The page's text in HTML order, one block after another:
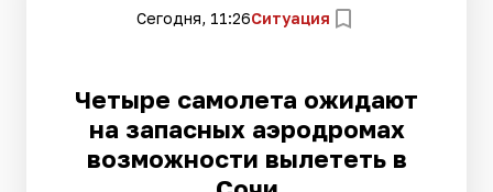
Сегодня, 11:26Ситуация
Четыре самолета ожидают
на запасных аэродромах
возможности вылететь в